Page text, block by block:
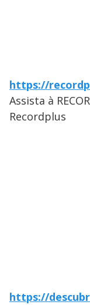
https://
Assista à
Recordplus
https://